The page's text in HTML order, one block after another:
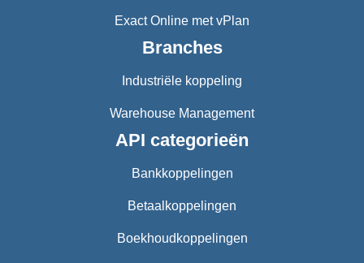
Exact Online met vPlan
Branches
Industriële koppeling
Warehouse Management
API categorieën
Bankkoppelingen
Betaalkoppelingen
Boekhoudkoppelingen